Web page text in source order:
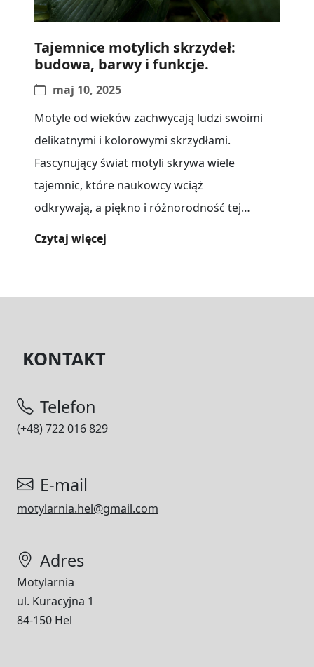
Tajemnice motylich skrzydeł:
budowa, barwy i funkcje.
maj 10, 2025
Motyle od wieków zachwycają ludzi swoimi
delikatnymi i kolorowymi skrzydłami.
Fascynujący świat motyli skrywa wiele
tajemnic, które naukowcy wciąż
odkrywają, a piękno i różnorodność tej
Czytaj więcej
KONTAKT
Telefon
(+48) 722 016 829
E-mail
motylarnia.hel@gmail.com
Adres
Motylarnia
ul. Kuracyjna 1
84-150 Hel